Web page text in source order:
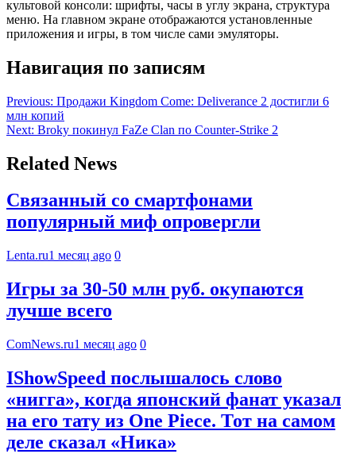
культовой консоли: шрифты, часы в углу экрана, структура
меню. На главном экране отображаются установленные
приложения и игры, в том числе сами эмуляторы.
Навигация по записям
Previous: Продажи Kingdom Come: Deliverance 2 достигли 6
млн копий
Next: Broky покинул FaZe Clan по Counter-Strike 2
Related News
Связанный со смартфонами
популярный миф опровергли
Lenta.ru1 месяц ago 0
Игры за 30-50 млн руб. окупаются
лучше всего
ComNews.ru1 месяц ago 0
IShowSpeed послышалось слово
«нигга», когда японский фанат указал
на его тату из One Piece. Тот на самом
деле сказал «Ника»